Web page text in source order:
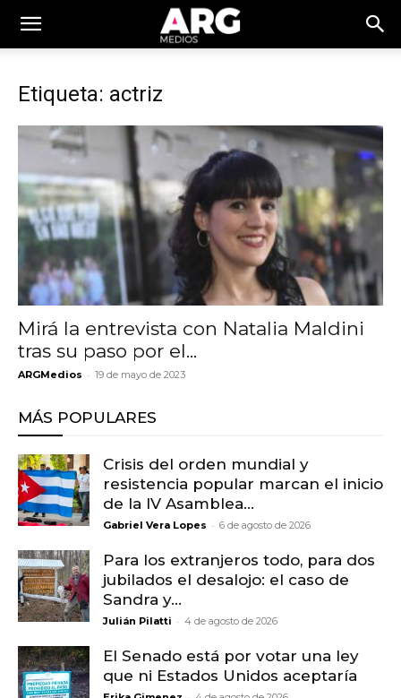
Etiqueta: actriz
Mirá la entrevista con Natalia Maldini
tras su paso por el...
ARGMedios - 19 de mayo de 2023
MÁS POPULARES
Crisis del orden mundial y
resistencia popular marcan el inicio
de la IV Asamblea...
Gabriel Vera Lopes - 6 de agosto de 2026
Para los extranjeros todo, para dos
jubilados el desalojo: el caso de
Sandra y...
Julián Pilatti - 4 de agosto de 2026
El Senado está por votar una ley
que ni Estados Unidos aceptaría